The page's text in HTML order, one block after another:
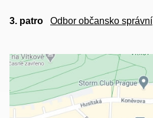
3. patro Odbor občansko správní